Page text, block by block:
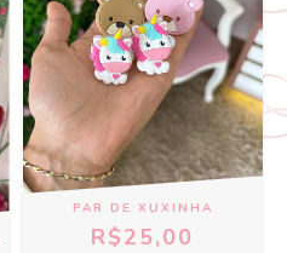
PAR DE XUXINHA
R$25,00